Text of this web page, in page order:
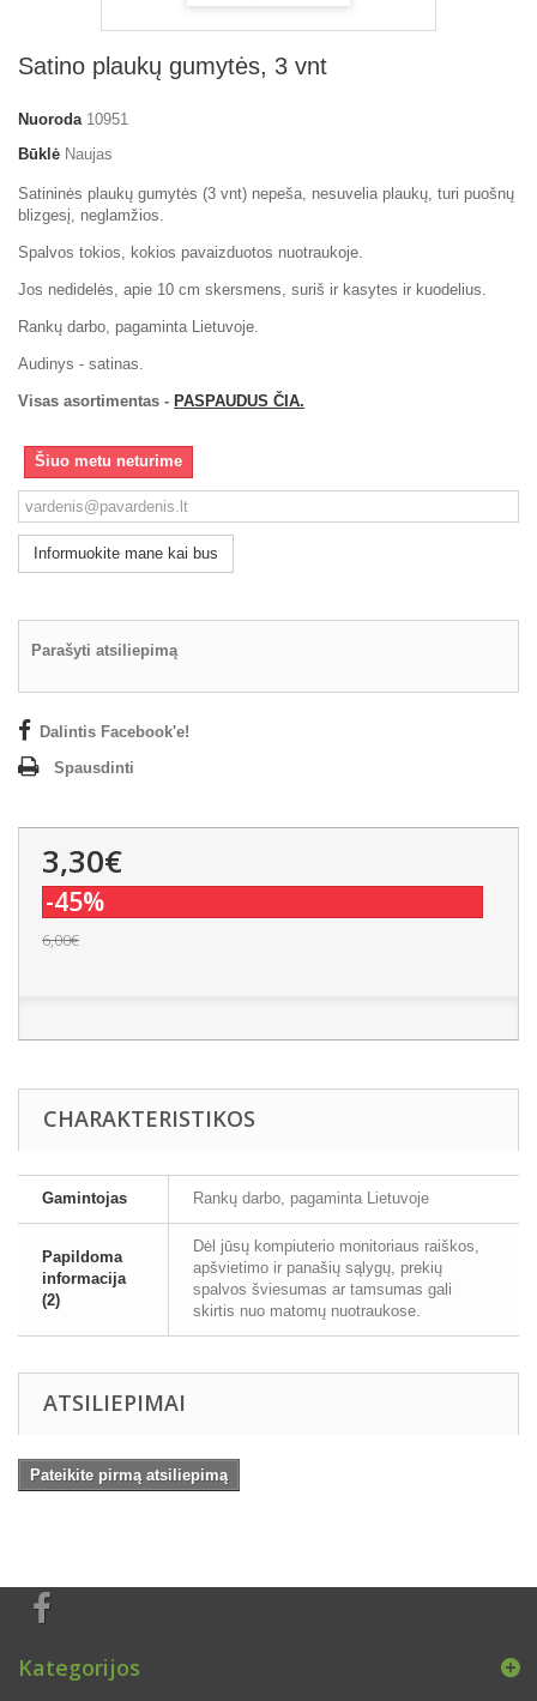
Satino plaukų gumytės, 3 vnt
Nuoroda 10951
Būklė Naujas
Satininės plaukų gumytės (3 vnt) nepeša, nesuvelia plaukų, turi puošnų
blizgesį, neglamžios.
Spalvos tokios, kokios pavaizduotos nuotraukoje.
Jos nedidelės, apie 10 cm skersmens, suriš ir kasytes ir kuodelius.
Rankų darbo, pagaminta Lietuvoje.
Audinys - satinas.
Visas asortimentas - PASPAUDUS ČIA.
Šiuo metu neturime
Informuokite mane kai bus
Parašyti atsiliepimą
Dalintis Facebook'e!
Spausdinti
3,30€
-45%
6,00€
CHARAKTERISTIKOS
Gamintojas Rankų darbo, pagaminta Lietuvoje
Papildoma
informacija
(2)
Dėl jūsų kompiuterio monitoriaus raiškos,
apšvietimo ir panašių sąlygų, prekių
spalvos šviesumas ar tamsumas gali
skirtis nuo matomų nuotraukose.
ATSILIEPIMAI
Pateikite pirmą atsiliepimą
Kategorijos